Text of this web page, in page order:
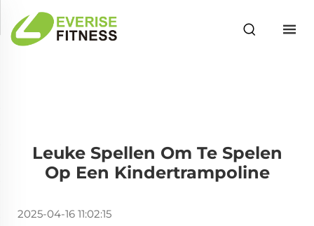
Leuke Spellen Om Te Spelen
Op Een Kindertrampoline
2025-04-16 11:02:15